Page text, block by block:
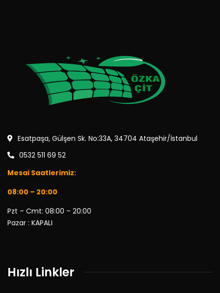
Esatpaşa, Gülşen Sk. No:33A, 34704 Ataşehir/İstanbul
0532 511 69 52
Mesai Saatlerimiz:
08:00 – 20:00
Pzt – Cmt: 08:00 – 20:00
Pazar : KAPALI
Hızlı Linkler